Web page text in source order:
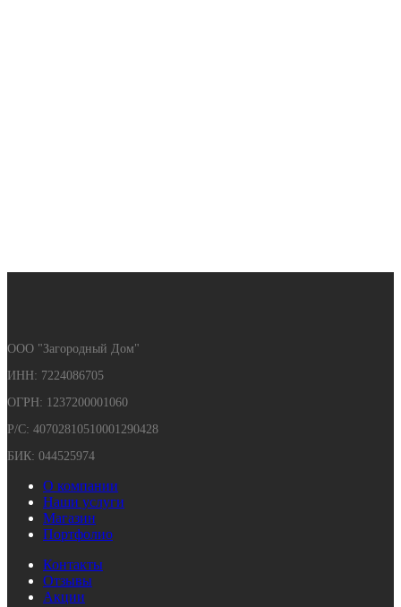
ООО "Загородный Дом"
ИНН: 7224086705
ОГРН: 1237200001060
Р/С: 40702810510001290428
БИК: 044525974
О компании
Наши услуги
Магазин
Портфолио
Контакты
Отзывы
Акции